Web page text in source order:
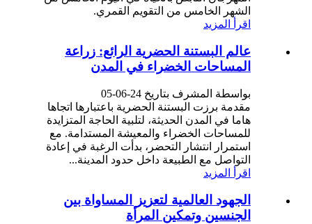
الشهر الخامس من التقويم القمري.
اقرأ المزيد
عالم البستنة الحضرية الرائع: زراعة
المساحات الخضراء في المدن
بواسطة المشرف بتاريخ 24-06-05
مقدمة برزت البستنة الحضرية باعتبارها اتجاها
هاما في المدن الحديثة، لتلبية الحاجة المتزايدة
للمساحات الخضراء والمعيشة المستدامة. مع
استمرار انتشار التحضر، بدأت الرغبة في إعادة
التواصل مع الطبيعة داخل حدود المدينة...
اقرأ المزيد
الجهود العالمية لتعزيز المساواة بين
الجنسين وتمكين المرأة